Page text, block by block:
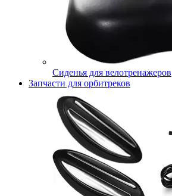
Сиденья для велотренажеров
Запчасти для орбитреков